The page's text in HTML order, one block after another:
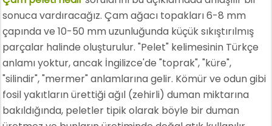
sonuca vardıracağız. Çam ağacı topakları 6-8 mm
çapında ve 10-50 mm uzunluğunda küçük sıkıştırılmış
parçalar halinde oluşturulur. "Pelet" kelimesinin Türkçe
anlamı yoktur, ancak İngilizce'de "toprak", "küre",
"silindir", "mermer" anlamlarına gelir. Kömür ve odun gibi
fosil yakıtların ürettiği ağıl (zehirli) duman miktarına
bakıldığında, peletler tipik olarak böyle bir duman